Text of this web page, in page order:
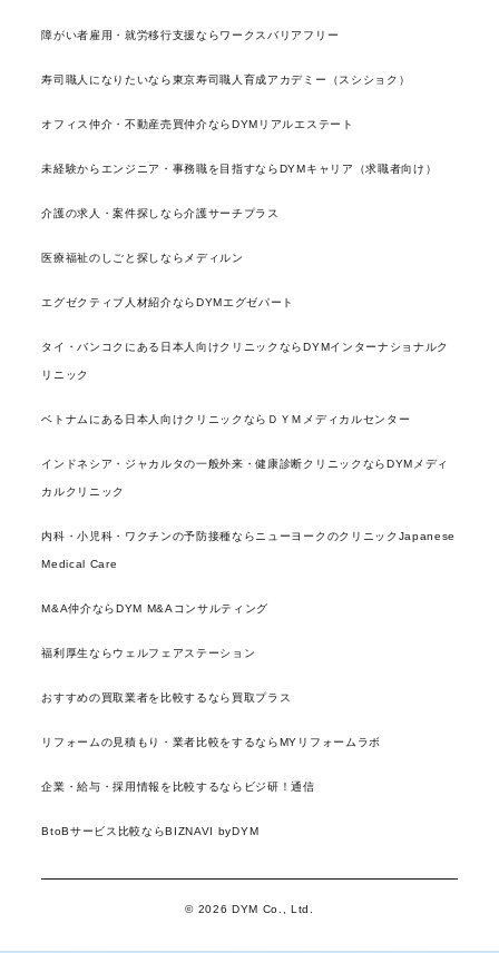
障がい者雇用・就労移行支援ならワークスバリアフリー
寿司職人になりたいなら東京寿司職人育成アカデミー（スシショク）
オフィス仲介・不動産売買仲介ならDYMリアルエステート
未経験からエンジニア・事務職を目指すならDYMキャリア（求職者向け）
介護の求人・案件探しなら介護サーチプラス
医療福祉のしごと探しならメディルン
エグゼクティブ人材紹介ならDYMエグゼパート
タイ・バンコクにある日本人向けクリニックならDYMインターナショナルク
リニック
ベトナムにある日本人向けクリニックならＤＹＭメディカルセンター
インドネシア・ジャカルタの一般外来・健康診断クリニックならDYMメディ
カルクリニック
内科・小児科・ワクチンの予防接種ならニューヨークのクリニックJapanese
Medical Care
M&A仲介ならDYM M&Aコンサルティング
福利厚生ならウェルフェアステーション
おすすめの買取業者を比較するなら買取プラス
リフォームの見積もり・業者比較をするならMYリフォームラボ
企業・給与・採用情報を比較するならビジ研！通信
BtoBサービス比較ならBIZNAVI byDYM
© 2026 DYM Co., Ltd.